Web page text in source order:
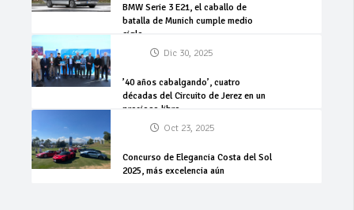
BMW Serie 3 E21, el caballo de
batalla de Munich cumple medio
siglo
Dic 30, 2025
’40 años cabalgando’, cuatro
décadas del Circuito de Jerez en un
precioso libro
Oct 23, 2025
Concurso de Elegancia Costa del Sol
2025, más excelencia aún